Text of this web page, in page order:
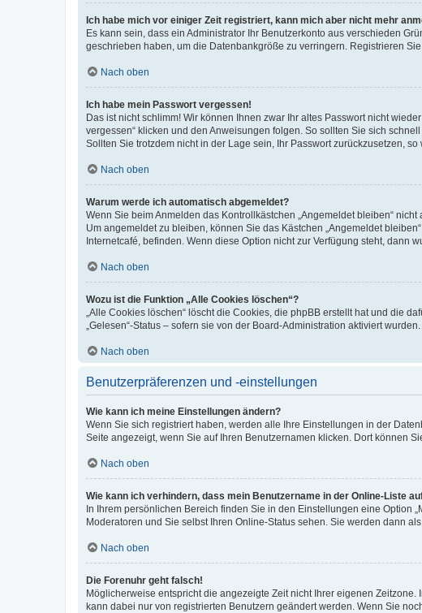
Ich habe mich vor einiger Zeit registriert, kann mich aber nicht mehr
Es kann sein, dass ein Administrator Ihr Benutzerkonto aus verschieden
geschrieben haben, um die Datenbankgröße zu verringern. Registrieren
Nach oben
Ich habe mein Passwort vergessen!
Das ist nicht schlimm! Wir können Ihnen zwar Ihr altes Passwort nicht
vergessen“ klicken und den Anweisungen folgen. So sollten Sie sich
Sollten Sie trotzdem nicht in der Lage sein, Ihr Passwort zurückzusetzen,
Nach oben
Warum werde ich automatisch abgemeldet?
Wenn Sie beim Anmelden das Kontrollkästchen „Angemeldet bleiben“
Um angemeldet zu bleiben, können Sie das Kästchen „Angemeldet
Internetcafé, befinden. Wenn diese Option nicht zur Verfügung steht, dann
Nach oben
Wozu ist die Funktion „Alle Cookies löschen“?
„Alle Cookies löschen“ löscht die Cookies, die phpBB erstellt hat und die
„Gelesen“-Status – sofern sie von der Board-Administration aktiviert
Nach oben
Benutzerpräferenzen und -einstellungen
Wie kann ich meine Einstellungen ändern?
Wenn Sie sich registriert haben, werden alle Ihre Einstellungen in der
Seite angezeigt, wenn Sie auf Ihren Benutzernamen klicken. Dort können
Nach oben
Wie kann ich verhindern, dass mein Benutzername in der Online-Liste
In Ihrem persönlichen Bereich finden Sie in den Einstellungen eine Option
Moderatoren und Sie selbst Ihren Online-Status sehen. Sie werden dann
Nach oben
Die Forenuhr geht falsch!
Möglicherweise entspricht die angezeigte Zeit nicht Ihrer eigenen
kann dabei nur von registrierten Benutzern geändert werden. Wenn Sie